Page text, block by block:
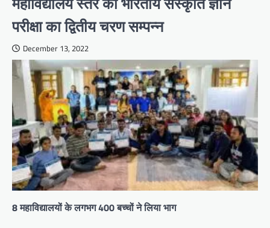
परीक्षा का द्वितीय चरण सम्पन्न
December 13, 2022
8 महाविद्यालयों के लगभग 400 बच्चों ने लिया भाग